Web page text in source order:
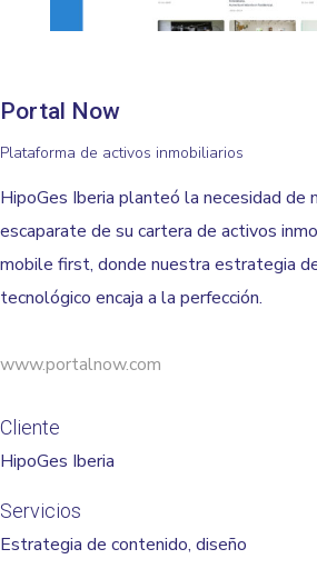
Portal Now
Plataforma de activos inmobiliarios
HipoGes Iberia planteó la necesidad de
escaparate de su cartera de activos
mobile first, donde nuestra estrategia
tecnológico encaja a la perfección.
www.portalnow.com
Cliente
HipoGes Iberia
Servicios
Estrategia de contenido, diseño